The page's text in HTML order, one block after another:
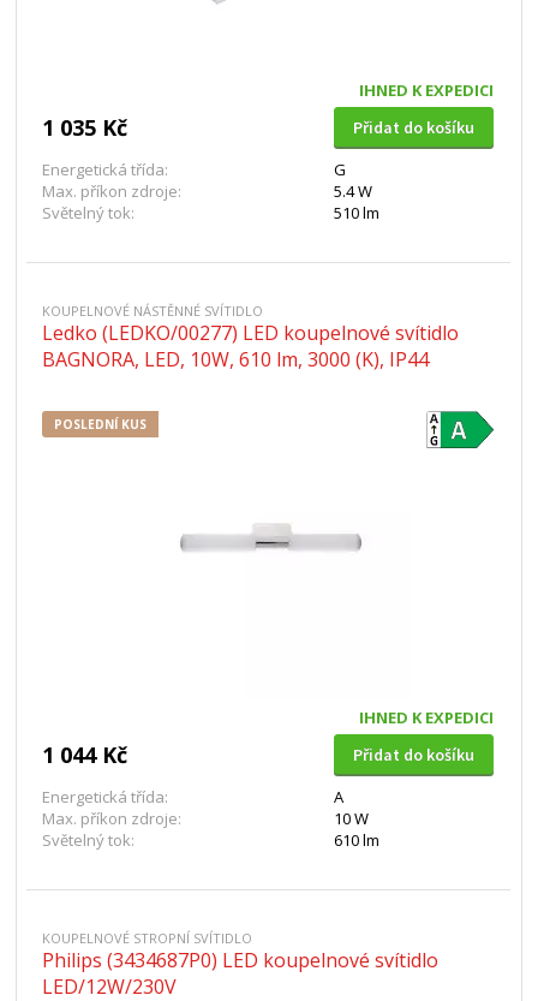
IHNED K EXPEDICI
1 035 Kč
Přidat do košíku
Energetická třída:
G
Max. příkon zdroje:
5.4 W
Světelný tok:
510 lm
KOUPELNOVÉ NÁSTĚNNÉ SVÍTIDLO
Ledko (LEDKO/00277) LED koupelnové svítidlo
BAGNORA, LED, 10W, 610 lm, 3000 (K), IP44
POSLEDNÍ KUS
IHNED K EXPEDICI
1 044 Kč
Přidat do košíku
Energetická třída:
A
Max. příkon zdroje:
10 W
Světelný tok:
610 lm
KOUPELNOVÉ STROPNÍ SVÍTIDLO
Philips (3434687P0) LED koupelnové svítidlo
LED/12W/230V